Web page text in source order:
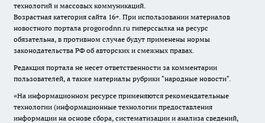
технологий и массовых коммуникаций.
Возрастная категория сайта 16+. При использовании материалов
новостного портала progorodnn.ru гиперссылка на ресурс
обязательна, в противном случае будут применены нормы
законодательства РФ об авторских и смежных правах.
Редакция портала не несет ответственности за комментарии
пользователей, а также материалы рубрики "народные новости".
«На информационном ресурсе применяются рекомендательные
технологии (информационные технологии предоставления
информации на основе сбора, систематизации и анализа сведений,